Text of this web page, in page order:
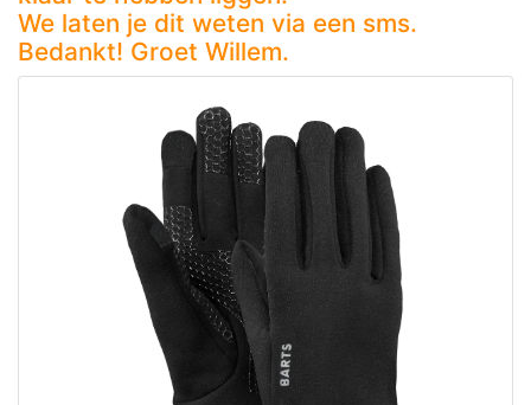
We laten je dit weten via een sms.
Bedankt! Groet Willem.